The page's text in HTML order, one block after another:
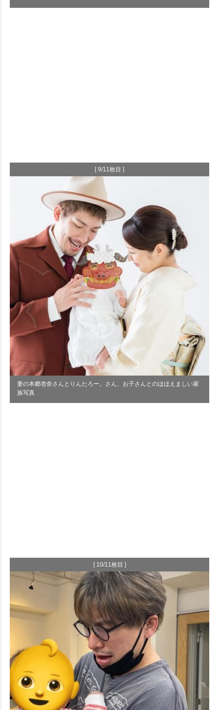
[ 9/11枚目 ]
妻の本郷杏奈さんとりんたろー。さん、お子さんとのほほえましい家
族写真
[ 10/11枚目 ]